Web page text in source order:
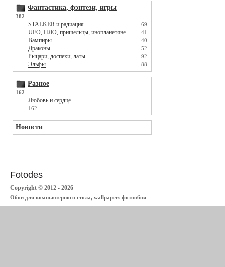
Фантастика, фэнтези, игры
382
STALKER и радиация 69
UFO, НЛО, пришельцы, инопланетяне 41
Вампиры 40
Драконы 52
Рыцари, доспехи, латы 92
Эльфы 88
Разное
162
Любовь и сердце
162
Новости
Fotodes
Copyright © 2012 - 2026
Обои для компьютерного стола, wallpapers фотообои